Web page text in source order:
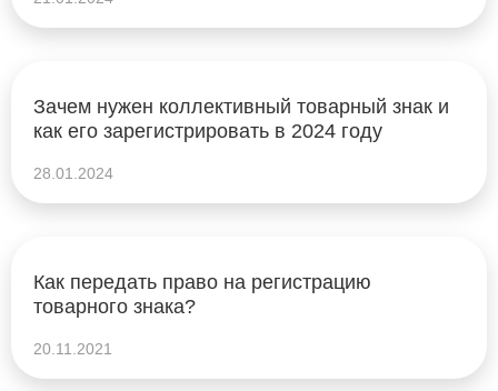
Зачем нужен коллективный товарный знак и
как его зарегистрировать в 2024 году
28.01.2024
Как передать право на регистрацию
товарного знака?
20.11.2021